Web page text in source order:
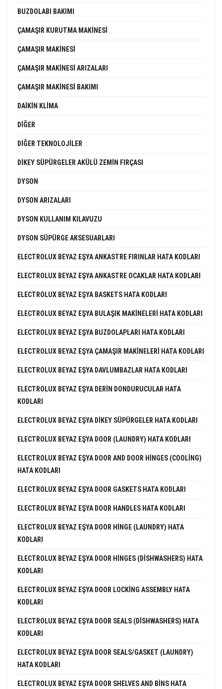
BUZDOLABI BAKIMI
ÇAMAŞIR KURUTMA MAKINESI
ÇAMAŞIR MAKINESI
ÇAMAŞIR MAKINESI ARIZALARI
ÇAMAŞIR MAKINESI BAKIMI
DAIKIN KLIMA
DIĞER
DIĞER TEKNOLOJILER
DIKEY SÜPÜRGELER AKÜLÜ ZEMIN FIRÇASI
DYSON
DYSON ARIZALARI
DYSON KULLANIM KILAVUZU
DYSON SÜPÜRGE AKSESUARLARI
ELECTROLUX BEYAZ EŞYA ANKASTRE FIRINLAR HATA KODLARI
ELECTROLUX BEYAZ EŞYA ANKASTRE OCAKLAR HATA KODLARI
ELECTROLUX BEYAZ EŞYA BASKETS HATA KODLARI
ELECTROLUX BEYAZ EŞYA BULAŞIK MAKINELERI HATA KODLARI
ELECTROLUX BEYAZ EŞYA BUZDOLAPLARI HATA KODLARI
ELECTROLUX BEYAZ EŞYA ÇAMAŞIR MAKINELERI HATA KODLARI
ELECTROLUX BEYAZ EŞYA DAVLUMBAZLAR HATA KODLARI
ELECTROLUX BEYAZ EŞYA DERIN DONDURUCULAR HATA
KODLARI
ELECTROLUX BEYAZ EŞYA DIKEY SÜPÜRGELER HATA KODLARI
ELECTROLUX BEYAZ EŞYA DOOR (LAUNDRY) HATA KODLARI
ELECTROLUX BEYAZ EŞYA DOOR AND DOOR HINGES (COOLING)
HATA KODLARI
ELECTROLUX BEYAZ EŞYA DOOR GASKETS HATA KODLARI
ELECTROLUX BEYAZ EŞYA DOOR HANDLES HATA KODLARI
ELECTROLUX BEYAZ EŞYA DOOR HINGE (LAUNDRY) HATA
KODLARI
ELECTROLUX BEYAZ EŞYA DOOR HINGES (DISHWASHERS) HATA
KODLARI
ELECTROLUX BEYAZ EŞYA DOOR LOCKING ASSEMBLY HATA
KODLARI
ELECTROLUX BEYAZ EŞYA DOOR SEALS (DISHWASHERS) HATA
KODLARI
ELECTROLUX BEYAZ EŞYA DOOR SEALS/GASKET (LAUNDRY)
HATA KODLARI
ELECTROLUX BEYAZ EŞYA DOOR SHELVES AND BINS HATA